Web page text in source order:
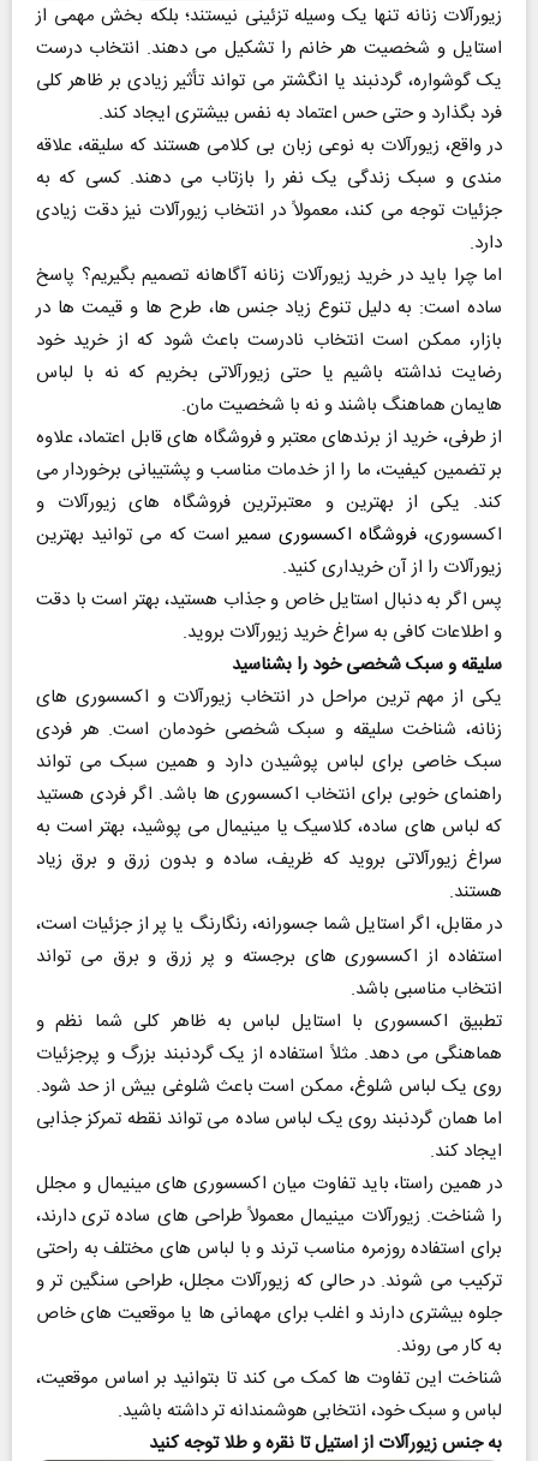
زیورآلات زنانه تنها یک وسیله‌ تزئینی نیستند؛ بلکه بخش مهمی از
استایل و شخصیت هر خانم را تشکیل می‌ دهند. انتخاب درست
یک گوشواره، گردنبند یا انگشتر می‌ تواند تأثیر زیادی بر ظاهر کلی
فرد بگذارد و حتی حس اعتماد به نفس بیشتری ایجاد کند.
در واقع، زیورآلات به‌ نوعی زبان بی‌ کلامی هستند که سلیقه، علاقه‌
مندی و سبک زندگی یک نفر را بازتاب می‌ دهند. کسی که به
جزئیات توجه می‌ کند، معمولاً در انتخاب زیورآلات نیز دقت زیادی
دارد.
اما چرا باید در خرید زیورآلات زنانه آگاهانه تصمیم بگیریم؟ پاسخ
ساده است: به دلیل تنوع زیاد جنس‌ ها، طرح‌ ها و قیمت‌ ها در
بازار، ممکن است انتخاب نادرست باعث شود که از خرید خود
رضایت نداشته باشیم یا حتی زیورآلاتی بخریم که نه با لباس‌
هایمان هماهنگ باشند و نه با شخصیت‌ مان.
از طرفی، خرید از برندهای معتبر و فروشگاه‌ های قابل‌ اعتماد، علاوه
بر تضمین کیفیت، ما را از خدمات مناسب و پشتیبانی برخوردار می‌
کند. یکی از بهترین و معتبرترین فروشگاه های زیورآلات و
اکسسوری، فروشگاه اکسسوری سمیراست که می توانید بهترین
زیورآلات را از آن خریداری کنید.
پس اگر به‌ دنبال استایل خاص و جذاب هستید، بهتر است با دقت
و اطلاعات کافی به‌ سراغ خرید زیورآلات بروید.
سلیقه و سبک شخصی خود را بشناسید
یکی از مهم‌ ترین مراحل در انتخاب زیورآلات و اکسسوری‌ های
زنانه، شناخت سلیقه و سبک شخصی خودمان است. هر فردی
سبک خاصی برای لباس پوشیدن دارد و همین سبک می‌ تواند
راهنمای خوبی برای انتخاب اکسسوری‌ ها باشد. اگر فردی هستید
که لباس‌ های ساده، کلاسیک یا مینیمال می‌ پوشید، بهتر است به‌
سراغ زیورآلاتی بروید که ظریف، ساده و بدون زرق‌ و برق زیاد
هستند.
در مقابل، اگر استایل شما جسورانه، رنگارنگ یا پر از جزئیات است،
استفاده از اکسسوری‌ های برجسته و پر زرق‌ و برق می‌ تواند
انتخاب مناسبی باشد.
تطبیق اکسسوری با استایل لباس به ظاهر کلی شما نظم و
هماهنگی می‌ دهد. مثلاً استفاده از یک گردنبند بزرگ و پرجزئیات
روی یک لباس شلوغ، ممکن است باعث شلوغی بیش از حد شود.
اما همان گردنبند روی یک لباس ساده می‌ تواند نقطه‌ تمرکز جذابی
ایجاد کند.
در همین راستا، باید تفاوت میان اکسسوری‌ های مینیمال و مجلل
را شناخت. زیورآلات مینیمال معمولاً طراحی‌ های ساده‌ تری دارند،
برای استفاده‌ روزمره مناسب‌ ترند و با لباس‌ های مختلف به‌ راحتی
ترکیب می‌ شوند. در حالی‌ که زیورآلات مجلل، طراحی سنگین‌ تر و
جلوه‌ بیشتری دارند و اغلب برای مهمانی‌ ها یا موقعیت‌ های خاص
به‌ کار می‌ روند.
شناخت این تفاوت‌ ها کمک می‌ کند تا بتوانید بر اساس موقعیت،
لباس و سبک خود، انتخابی هوشمندانه‌ تر داشته باشید.
به جنس زیورآلات از استیل تا نقره و طلا توجه کنید